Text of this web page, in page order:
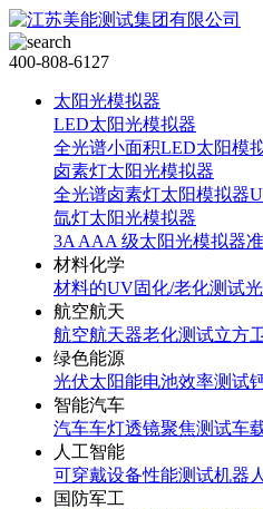
400-808-6127
太阳光模拟器
LED太阳光模拟器
全光谱小面积LED太阳模
卤素灯太阳光模拟器
全光谱卤素灯太阳模拟器
氙灯太阳光模拟器
3A AAA 级太阳光模拟器
材料化学
材料的UV固化/老化测试
航空航天
航空航天器老化测试立方
绿色能源
光伏太阳能电池效率测试
智能汽车
汽车车灯透镜聚焦测试车
人工智能
可穿戴设备性能测试机器
国防军工